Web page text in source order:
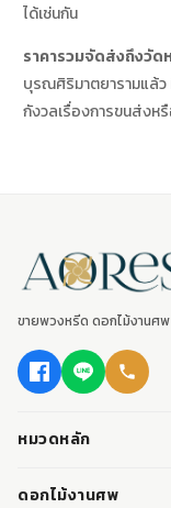
ได้เช่นกัน
ราคารวมจัดส่งถึงวัด
บุรณศิริมาตยารามแล้ว
กังวลเรื่องการขนส่งห
ขายพวงหรีด ดอกไม้งานศพ
หมวดหลัก
ดอกไม้งานศพ